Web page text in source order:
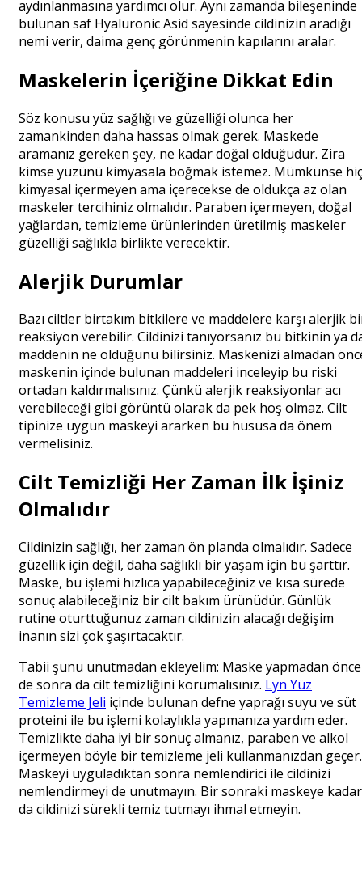
aydınlanmasına yardımcı olur. Aynı zamanda bileşeninde
bulunan saf Hyaluronic Asid sayesinde cildinizin aradığı
nemi verir, daima genç görünmenin kapılarını aralar.
Maskelerin İçeriğine Dikkat Edin
Söz konusu yüz sağlığı ve güzelliği olunca her
zamankinden daha hassas olmak gerek. Maskede
aramanız gereken şey, ne kadar doğal olduğudur. Zira
kimse yüzünü kimyasala boğmak istemez. Mümkünse hiç
kimyasal içermeyen ama içerecekse de oldukça az olan
maskeler tercihiniz olmalıdır. Paraben içermeyen, doğal
yağlardan, temizleme ürünlerinden üretilmiş maskeler
güzelliği sağlıkla birlikte verecektir.
Alerjik Durumlar
Bazı ciltler birtakım bitkilere ve maddelere karşı alerjik
reaksiyon verebilir. Cildinizi tanıyorsanız bu bitkinin ya
maddenin ne olduğunu bilirsiniz. Maskenizi almadan
maskenin içinde bulunan maddeleri inceleyip bu riski
ortadan kaldırmalısınız. Çünkü alerjik reaksiyonlar acı
verebileceği gibi görüntü olarak da pek hoş olmaz. Cilt
tipinize uygun maskeyi ararken bu hususa da önem
vermelisiniz.
Cilt Temizliği Her Zaman İlk İşiniz
Olmalıdır
Cildinizin sağlığı, her zaman ön planda olmalıdır. Sadece
güzellik için değil, daha sağlıklı bir yaşam için bu şarttır.
Maske, bu işlemi hızlıca yapabileceğiniz ve kısa sürede
sonuç alabileceğiniz bir cilt bakım ürünüdür. Günlük
rutine oturttuğunuz zaman cildinizin alacağı değişim
inanın sizi çok şaşırtacaktır.
Tabii şunu unutmadan ekleyelim: Maske yapmadan önce
de sonra da cilt temizliğini korumalısınız. Lyn Yüz
Temizleme Jeli içinde bulunan defne yaprağı suyu ve süt
proteini ile bu işlemi kolaylıkla yapmanıza yardım eder.
Temizlikte daha iyi bir sonuç almanız, paraben ve alkol
içermeyen böyle bir temizleme jeli kullanmanızdan geçer.
Maskeyi uyguladıktan sonra nemlendirici ile cildinizi
nemlendirmeyi de unutmayın. Bir sonraki maskeye kadar
da cildinizi sürekli temiz tutmayı ihmal etmeyin.